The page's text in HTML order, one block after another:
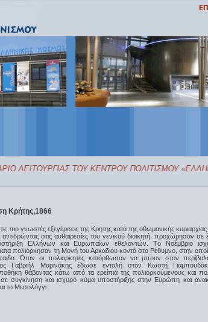
ΛΕΙΤΟΥΡΓΙΑΣ ΤΟΥ ΚΕΝΤΡΟΥ ΠΟΛΙΤΙΣΜΟΥ
Κρήτης,1866
πιο γνωστές εξεγέρσεις της Κρήτης κατά της οθωμανικής
αντιδρώντας στις αυθαιρεσίες του γενικού διοικητή, προχώρησαν σε
Ελλήνων και Ευρωπαίων εθελοντών. Tο Nοέμβριο
πολιόρκησαν τη Μονή του Αρκαδίου κοντά στο Ρέθυμνο, στην
Όταν οι πολιορκητές κατόρθωσαν να μπουν στον
Γαβριήλ Μαρινάκης έδωσε εντολή στον Kωστή
θάβοντας κάτω από τα ερείπιά της πολιορκούμενους και
συγκίνηση και ισχυρό κύμα υποστήριξης στην Eυρώπη και
το Mεσολόγγι.